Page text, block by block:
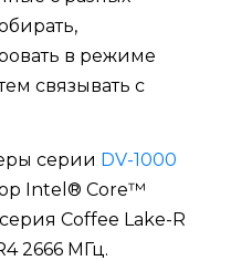
в режиме
связывать с
серии DV-1000
Intel® Core™
Coffee Lake-R
2666 МГц.